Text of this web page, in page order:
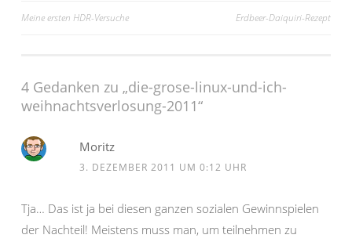
Beitragsnavigation
Meine ersten HDR-Versuche Erdbeer-Daiquiri-Rezept
4 Gedanken zu „die-grose-linux-und-ich-
weihnachtsverlosung-2011“
Moritz
3. DEZEMBER 2011 UM 0:12 UHR
Tja… Das ist ja bei diesen ganzen sozialen Gewinnspielen
der Nachteil! Meistens muss man, um teilnehmen zu